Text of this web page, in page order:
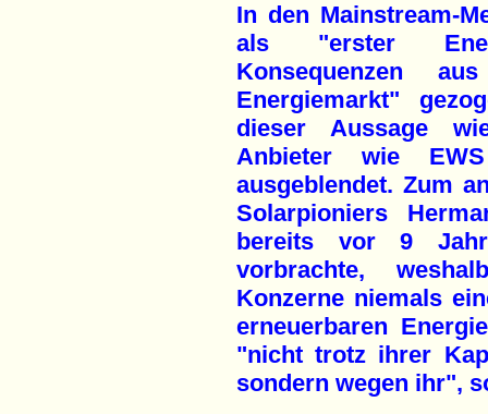
In den Mainstream-
als "erster
Konsequenzen
Energiemarkt"
dieser Aussage
Anbieter wie
ausgeblendet. Zum
Solarpioniers
bereits vor 9
vorbrachte,
Konzerne niemals
erneuerbaren
"nicht trotz ihrer
sondern wegen ihr",